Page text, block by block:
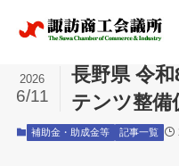
ホーム 補助金・助成金等
長野県 令
テンツ整備
2026
6/11
補助金・助成金等 記事一覧